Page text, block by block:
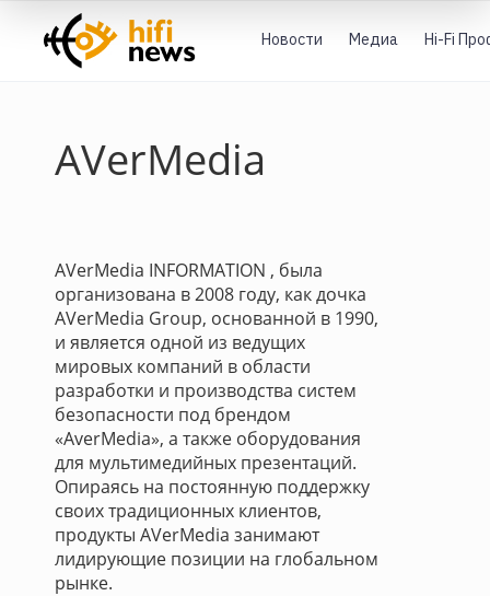
Новости Медиа Hi-Fi
AVerMedia
AVerMedia INFORMATION , была
организована в 2008 году, как дочка
AVerMedia Group, основанной в 1990,
и является одной из ведущих
мировых компаний в области
разработки и производства систем
безопасности под брендом
«AverMedia», а также оборудования
для мультимедийных презентаций.
Опираясь на постоянную поддержку
своих традиционных клиентов,
продукты AVerMedia занимают
лидирующие позиции на глобальном
рынке.